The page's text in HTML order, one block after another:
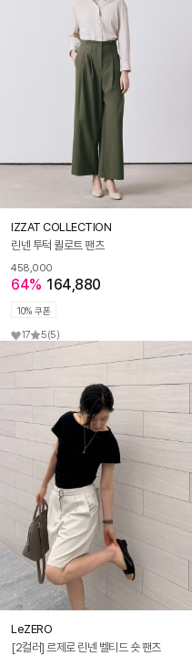
IZZAT COLLECTION
린넨 투턱 퀼로트 팬츠
458,000
64% 164,880
10% 쿠폰
17 5(5)
LeZERO
[2컬러] 르제로 린넨 벨티드 숏 팬츠